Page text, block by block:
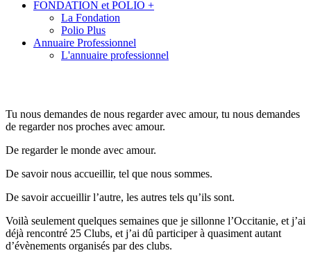
FONDATION et POLIO +
La Fondation
Polio Plus
Annuaire Professionnel
L'annuaire professionnel
Tu nous demandes de nous regarder avec amour, tu nous demandes
de regarder nos proches avec amour.
De regarder le monde avec amour.
De savoir nous accueillir, tel que nous sommes.
De savoir accueillir l’autre, les autres tels qu’ils sont.
Voilà seulement quelques semaines que je sillonne l’Occitanie, et j’ai
déjà rencontré 25 Clubs, et j’ai dû participer à quasiment autant
d’évènements organisés par des clubs.